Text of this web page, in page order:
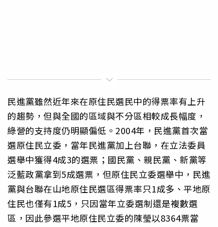
民進黨雖然近年來在原住民選民中的得票率有上升
的趨勢，但與全國的區域與不分區相較成長幅度，
綠營的支持度仍明顯偏低。2004年，民進黨首次當
選原住民立委，當年民進黨加上台聯，在立法委員
選舉中獲得4成3的選票；國民黨、親民黨、新黨等
泛藍政黨拿到5成選票，但原住民立委選舉中，民進
黨與台聯在山地原住民選區得票率只1成多、平地原
住民也僅有1成5，只因當年立委選制還是複數選
區，因此參選平地原住民立委的陳瑩以8364票當